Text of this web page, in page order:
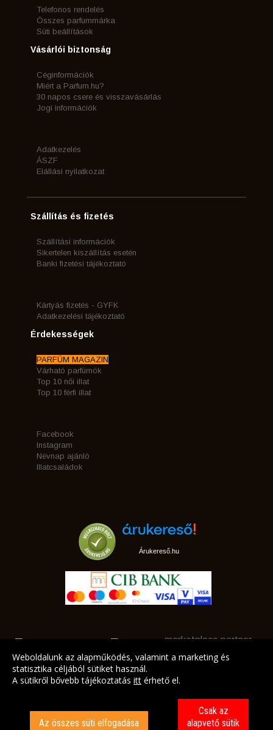
Telefonos rendelés
Összes parfummárka
Süti beállítások
Vásárlói biztonság
Céginformációk
Miért a Parfum.hu?
30 napos csere és visszavásárlás
Jogi információk
Adatkezelés
ÁSZF
Elállási nyilatkozat
Szállítás és fizetés
Szállítási információk
Sikertelen kiszállítás esetén
Banki fizetési tájékoztató
Kártyás fizetés - GYFK
Adatkezelési tájékoztató
Érdekességek
PARFÜM MAGAZIN
Várható parfümök
Top 10 női illat
Top 10 férfi illat
Facebook
Instagram
Névnap ajánló
Illatcsaládok
Árukereső.hu
marketplace partner
Weboldalunk az alapműködés, valamint a marketing és
statisztika céljából sütiket használ.
A sütikről bővebb tájékoztatás itt érhető el.
Az összes süti elfogadása
Csak az
alapvető sütik